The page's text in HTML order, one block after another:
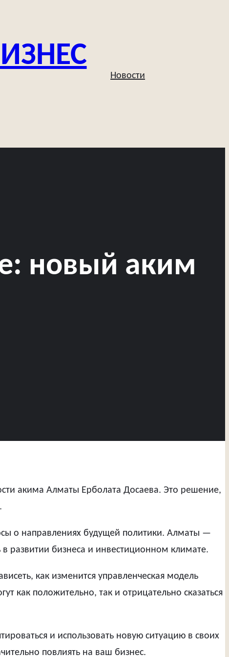
Новости
новый аким
акима Алматы Ерболата Досаева. Это решение,
о направлениях будущей политики. Алматы —
развитии бизнеса и инвестиционном климате.
как изменится управленческая модель
как положительно, так и отрицательно сказаться
и использовать новую ситуацию в своих
повлиять на ваш бизнес.